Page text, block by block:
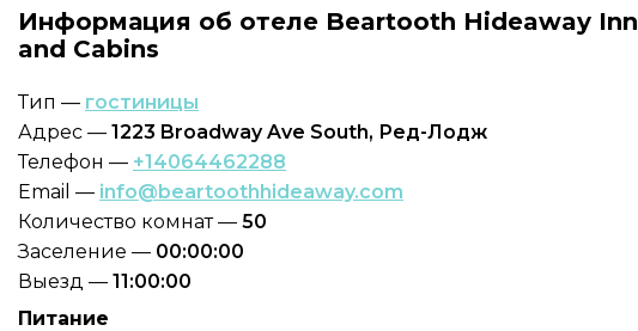
Информация об отеле Beartooth Hideaway Inn
and Cabins
Тип — гостиницы
Адрес — 1223 Broadway Ave South, Ред-Лодж
Телефон — +14064462288
Email — info@beartoothhideaway.com
Количество комнат — 50
Заселение — 00:00:00
Выезд — 11:00:00
Питание